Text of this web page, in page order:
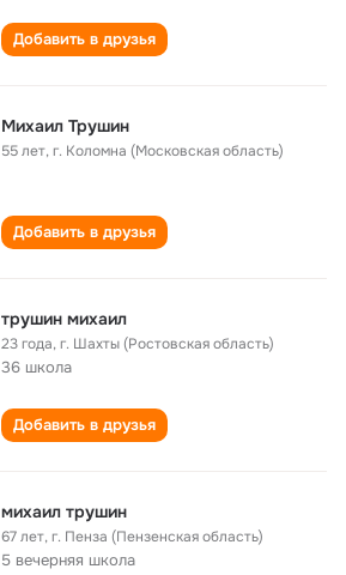
Добавить в друзья
Михаил Трушин
55 лет,г. Коломна (Московская область)
Добавить в друзья
трушин михаил
23 года,г. Шахты (Ростовская область)
36 школа
Добавить в друзья
михаил трушин
67 лет,г. Пенза (Пензенская область)
5 вечерняя школа